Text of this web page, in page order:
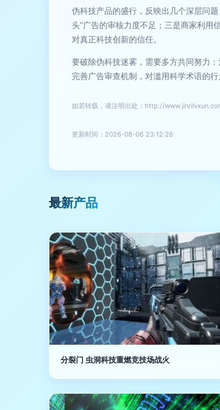
伪科技产品的盛行，反映出几个深层问
头”广告的审核力度不足；三是商家利用
对真正科技创新的信任。
要破除伪科技迷雾，需要多方共同努力
完善广告审查机制，对滥用科学术语的
如若转载，请注明出处：http://
更新时间：2026-08-06 23:12:26
最新产品
分裂门 虫洞科技重燃竞技场战火